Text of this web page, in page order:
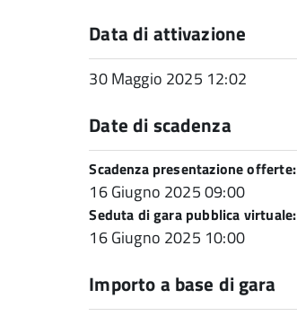
Data di attivazione
30 Maggio 2025 12:02
Date di scadenza
Scadenza presentazione offerte:
16 Giugno 2025 09:00
Seduta di gara pubblica virtuale:
16 Giugno 2025 10:00
Importo a base di gara